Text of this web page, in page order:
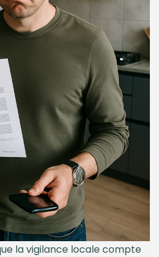
la vigilance locale compte